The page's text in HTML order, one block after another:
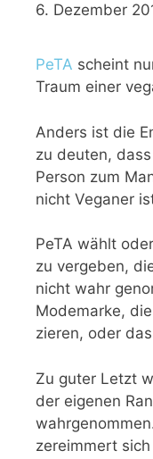
6. Dezember
PeTA scheint
Traum einer
Anders ist die
zu deuten,
Person zum
nicht Veganer
PeTA wählt
zu vergeben,
nicht wahr
Modemarke,
zieren, oder
Zu guter Letzt
der eigenen
zereimmert